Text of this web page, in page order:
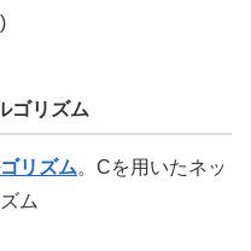
ゴリズム
リズム。Cを用いたネッ
ム